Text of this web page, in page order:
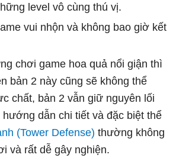
level vô cùng thú vị.
vui nhộn và không bao giờ kết
chơi game hoa quả nổi giận thì
bản 2 này cũng sẽ không thể
chất, bản 2 vẫn giữ nguyên lối
dẫn chi tiết và đặc biệt thể
(Tower Defense) thường không
và rất dễ gây nghiện.